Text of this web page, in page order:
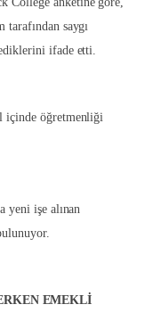
saygı
ifade etti.
içinde öğretmenliği
yeni işe alınan
EMEKLİ